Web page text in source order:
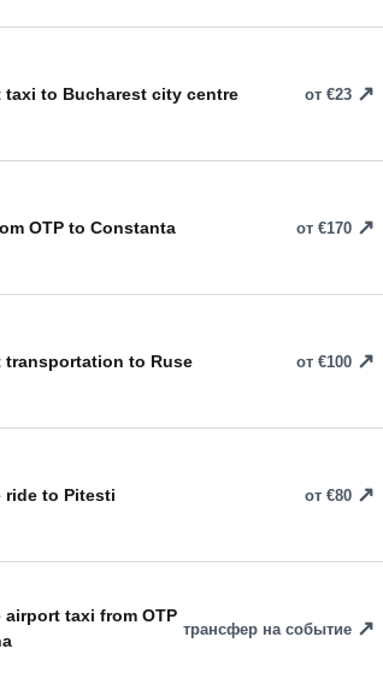
taxi to Bucharest city centre от €23
OTP to Constanta от €170
transportation to Ruse от €100
ride to Pitesti от €80
airport taxi from OTP
трансфер на событие